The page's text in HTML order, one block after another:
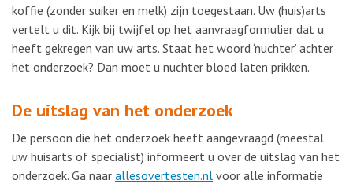
koffie (zonder suiker en melk) zijn toegestaan. Uw (huis)arts
vertelt u dit. Kijk bij twijfel op het aanvraagformulier dat u
heeft gekregen van uw arts. Staat het woord ‘nuchter’ achter
het onderzoek? Dan moet u nuchter bloed laten prikken.
De uitslag van het onderzoek
De persoon die het onderzoek heeft aangevraagd (meestal
uw huisarts of specialist) informeert u over de uitslag van het
onderzoek. Ga naar allesovertesten.nl voor alle informatie